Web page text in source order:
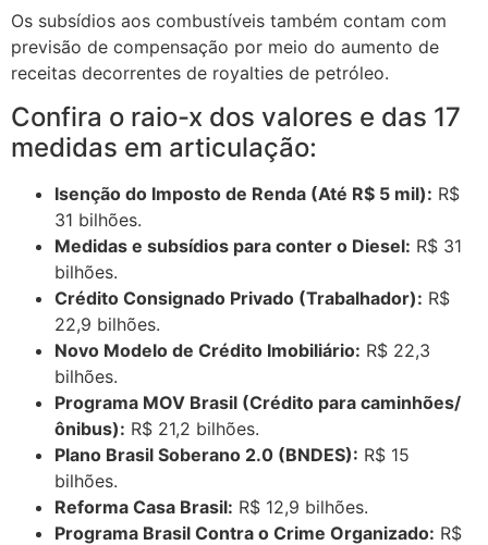
Os subsídios aos combustíveis também contam com
previsão de compensação por meio do aumento de
receitas decorrentes de royalties de petróleo.
Confira o raio-x dos valores e das 17
medidas em articulação:
Isenção do Imposto de Renda (Até R$ 5 mil): R$
31 bilhões.
Medidas e subsídios para conter o Diesel: R$ 31
bilhões.
Crédito Consignado Privado (Trabalhador): R$
22,9 bilhões.
Novo Modelo de Crédito Imobiliário: R$ 22,3
bilhões.
Programa MOV Brasil (Crédito para caminhões/
ônibus): R$ 21,2 bilhões.
Plano Brasil Soberano 2.0 (BNDES): R$ 15
bilhões.
Reforma Casa Brasil: R$ 12,9 bilhões.
Programa Brasil Contra o Crime Organizado: R$